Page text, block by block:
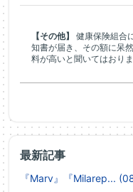
最新記事
『Marv』『Milarep...
【その他】
健康保険組合
知書が届き、その額に呆
料が高いと聞いてはおり